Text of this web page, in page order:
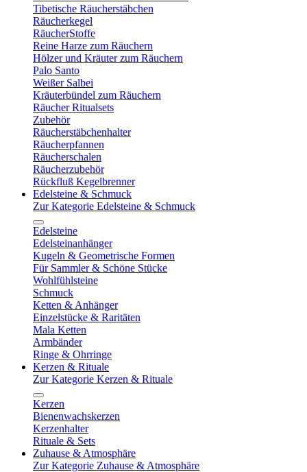
Tibetische Räucherstäbchen
Räucherkegel
RäucherStoffe
Reine Harze zum Räuchern
Hölzer und Kräuter zum Räuchern
Palo Santo
Weißer Salbei
Kräuterbündel zum Räuchern
Räucher Ritualsets
Zubehör
Räucherstäbchenhalter
Räucherpfannen
Räucherschalen
Räucherzubehör
Rückfluß Kegelbrenner
Edelsteine & Schmuck
Zur Kategorie Edelsteine & Schmuck
Edelsteine
Edelsteinanhänger
Kugeln & Geometrische Formen
Für Sammler & Schöne Stücke
Wohlfühlsteine
Schmuck
Ketten & Anhänger
Einzelstücke & Raritäten
Mala Ketten
Armbänder
Ringe & Ohrringe
Kerzen & Rituale
Zur Kategorie Kerzen & Rituale
Kerzen
Bienenwachskerzen
Kerzenhalter
Rituale & Sets
Zuhause & Atmosphäre
Zur Kategorie Zuhause & Atmosphäre